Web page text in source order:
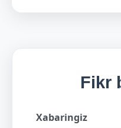
Fikr
Xabaringiz